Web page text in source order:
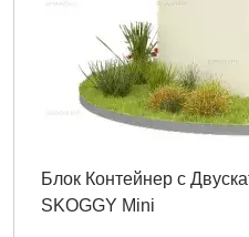
Блок Контейнер с
SKOGGY Mini